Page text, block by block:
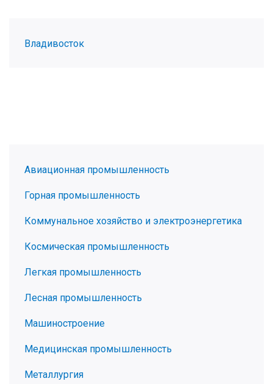
Владивосток
Авиационная промышленность
Горная промышленность
Коммунальное хозяйство и электроэнергетика
Космическая промышленность
Легкая промышленность
Лесная промышленность
Машиностроение
Медицинская промышленность
Металлургия